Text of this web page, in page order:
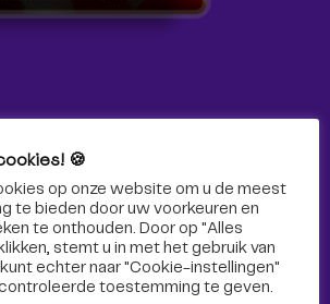
niet alleen hier, maar ook via social
🍪
op onze website om u de meest
te bieden door uw voorkeuren en
te onthouden. Door op "Alles
stemt u in met het gebruik van
kunt echter naar "Cookie-instellingen"
toestemming te geven.